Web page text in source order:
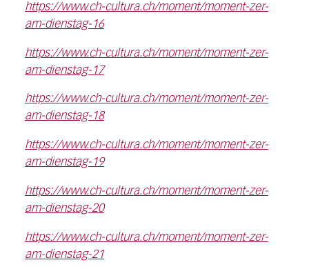
https://www.ch-cultura.ch/moment/moment-zer-
am-dienstag-16
https://www.ch-cultura.ch/moment/moment-zer-
am-dienstag-17
https://www.ch-cultura.ch/moment/moment-zer-
am-dienstag-18
https://www.ch-cultura.ch/moment/moment-zer-
am-dienstag-19
https://www.ch-cultura.ch/moment/moment-zer-
am-dienstag-20
https://www.ch-cultura.ch/moment/moment-zer-
am-dienstag-21